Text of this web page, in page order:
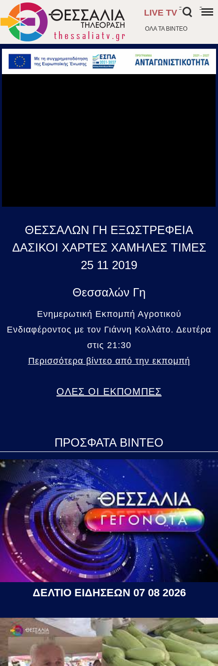
ΟΛΑ ΤΑ ΒΙΝΤΕΟ
LIVE TV
- -
ΘΕΣΣΑΛΩΝ ΓΗ ΕΞΩΣΤΡΕΦΕΙΑ
ΔΑΣΙΚΟΙ ΧΑΡΤΕΣ ΧΑΜΗΛΕΣ ΤΙΜΕΣ
25 11 2019
Θεσσαλών Γη
Ενημερωτική Εκπομπή Αγροτικού
Ενδιαφέροντος με τον Γιάννη Κολλάτο. Δευτέρα
στις 21:30
Περισσότερα βίντεο από την εκπομπή
ΟΛΕΣ ΟΙ ΕΚΠΟΜΠΕΣ
ΠΡΟΣΦΑΤΑ ΒΙΝΤΕΟ
ΔΕΛΤΙΟ ΕΙΔΗΣΕΩΝ 07 08 2026